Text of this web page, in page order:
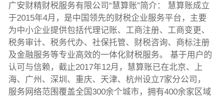
广安财精财税服务有限公司“慧算账”简介： 慧算账成立
于2015年4月，是中国领先的财税企业服务平台，主要
为中小企业提供包括代理记账、工商注册、工商变更、
税务审计、税务代办、社保托管、财税咨询、商标注册
及金融服务等专业高效的一体化财税服务。 基于用户的
认可与信赖，截止2017年12月，慧算账已在北京、上
海、广州、深圳、重庆、天津、杭州设立7家分公司，
服务网络范围覆盖全国300余个城市，拥有400余家区域